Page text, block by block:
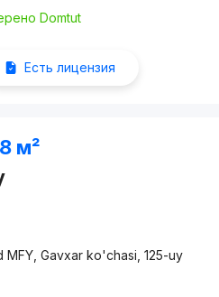
Domtut
Есть лицензия
м²
Gavxar ko'chasi, 125-uy